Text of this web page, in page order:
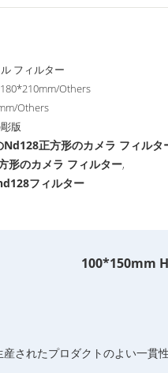
フィルター
Others
Others
版
正方形のカメラ フィルタ
形のカメラ フィルター,
フィルター
100*150mm
されたプロダクトのよい一貫